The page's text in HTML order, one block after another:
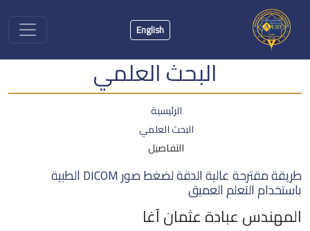
English
البحث العلمي
الرئيسية
البحث العلمي
التفاصيل
طريقة مقترحة عالية الدقة لضغط صور DICOM الطبية
باستخدام التعلم العميق
المهندس عبادة عثمان آغا